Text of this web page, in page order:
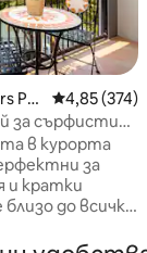
Par
Средна
4,85 (374)
за сърфисти
и събития
в курорта
и кратки
до всички
• Филмов